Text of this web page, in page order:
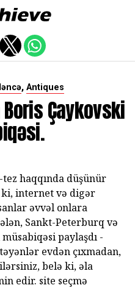
, Antiques
Çaykovski
haqqında düşünür
ki, internet və digər
əvvəl onlara
Sankt-Peterburq və
paylaşdı -
evdən çıxmadan,
belə ki, əla
edir. site seçmə